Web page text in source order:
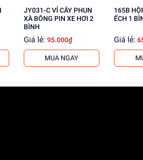
JY031-C VỈ CÂY PHUN
XÀ BÔNG PIN XE HƠI 2
BÌNH
Giá lẻ: 95.000₫
MUA NGAY
165B HỘP XÀ BÔNG PIN
ẾCH 1
Giá lẻ: